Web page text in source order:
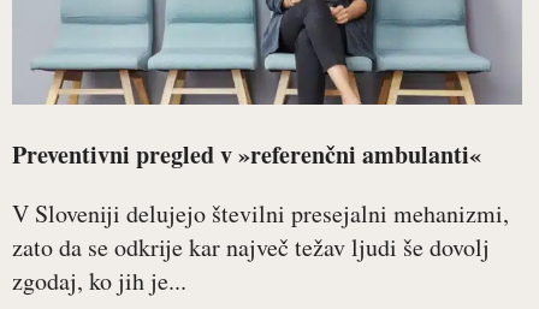
Preventivni pregled v »referenčni ambulanti«
V Sloveniji delujejo številni presejalni mehanizmi,
zato da se odkrije kar največ težav ljudi še dovolj
zgodaj, ko jih je...